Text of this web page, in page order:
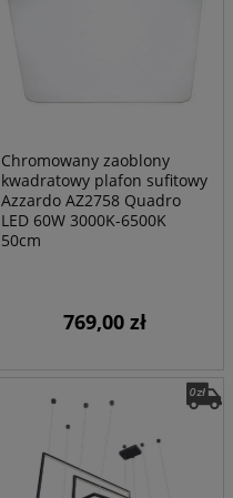
Chromowany zaoblony
kwadratowy plafon sufitowy
Azzardo AZ2758 Quadro
LED 60W 3000K-6500K
50cm
769,00 zł